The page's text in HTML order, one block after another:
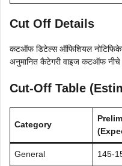
Cut Off Details
कटऑफ डिटेल्स ऑफिशियल
अनुमानित कैटेगरी वाइज कटऑफ
Cut-Off Table
Category
General 145-